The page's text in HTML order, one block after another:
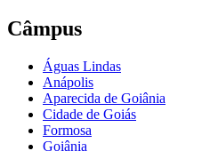
Câmpus
Águas Lindas
Anápolis
Aparecida de Goiânia
Cidade de Goiás
Formosa
Goiânia